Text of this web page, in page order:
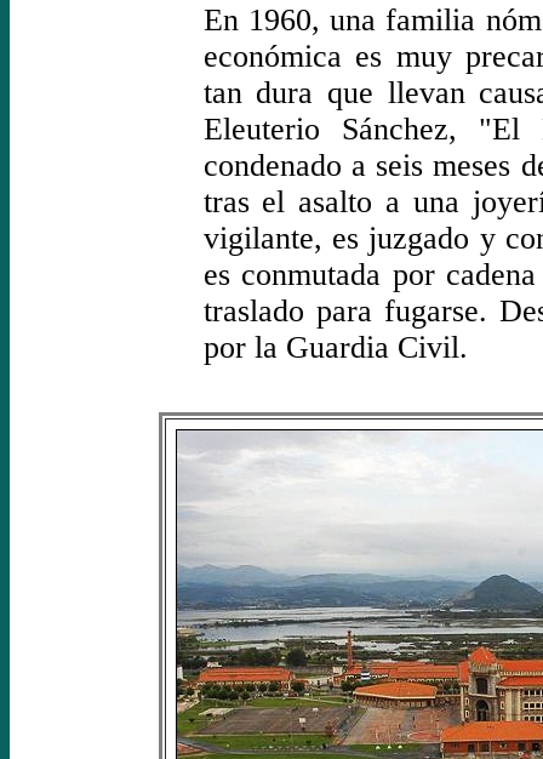
En 1960, una familia
económica es muy
tan dura que llevan
Eleuterio Sánchez,
condenado a seis meses
tras el asalto a una
vigilante, es juzgado y
es conmutada por
traslado para fugarse.
por la Guardia Civil.